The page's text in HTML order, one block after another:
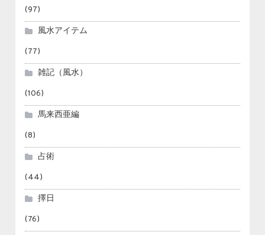
(97)
風水アイテム
(77)
雑記（風水）
(106)
馬来西亜編
(8)
占術
(44)
擇日
(76)